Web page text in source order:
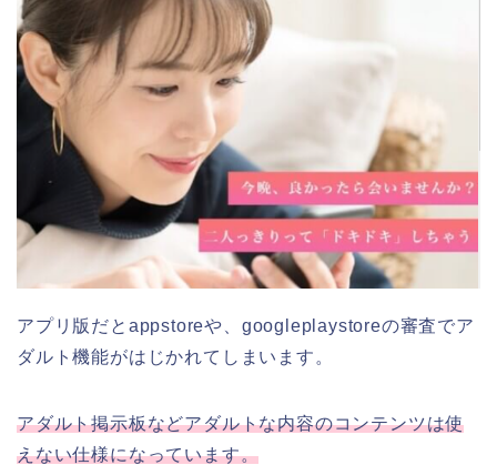
アプリ版だとappstoreや、googleplaystoreの審査でア
ダルト機能がはじかれてしまいます。
アダルト掲示板などアダルトな内容のコンテンツは使
えない仕様になっています。